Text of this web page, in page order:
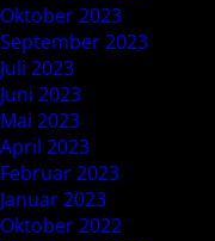
Oktober 2023
September 2023
Juli 2023
Juni 2023
Mai 2023
April 2023
Februar 2023
Januar 2023
Oktober 2022